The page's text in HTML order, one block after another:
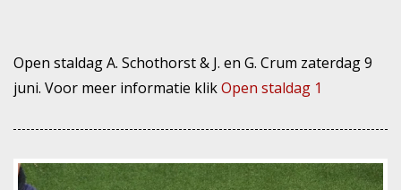
Open staldag A. Schothorst & J. en G. Crum zaterdag 9
juni. Voor meer informatie klikOpen staldag 1